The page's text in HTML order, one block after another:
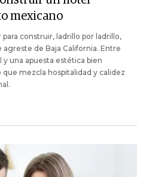
mexicano
construir, ladrillo por ladrillo,
de Baja California. Entre
y una apuesta estética bien
mezcla hospitalidad y calidez